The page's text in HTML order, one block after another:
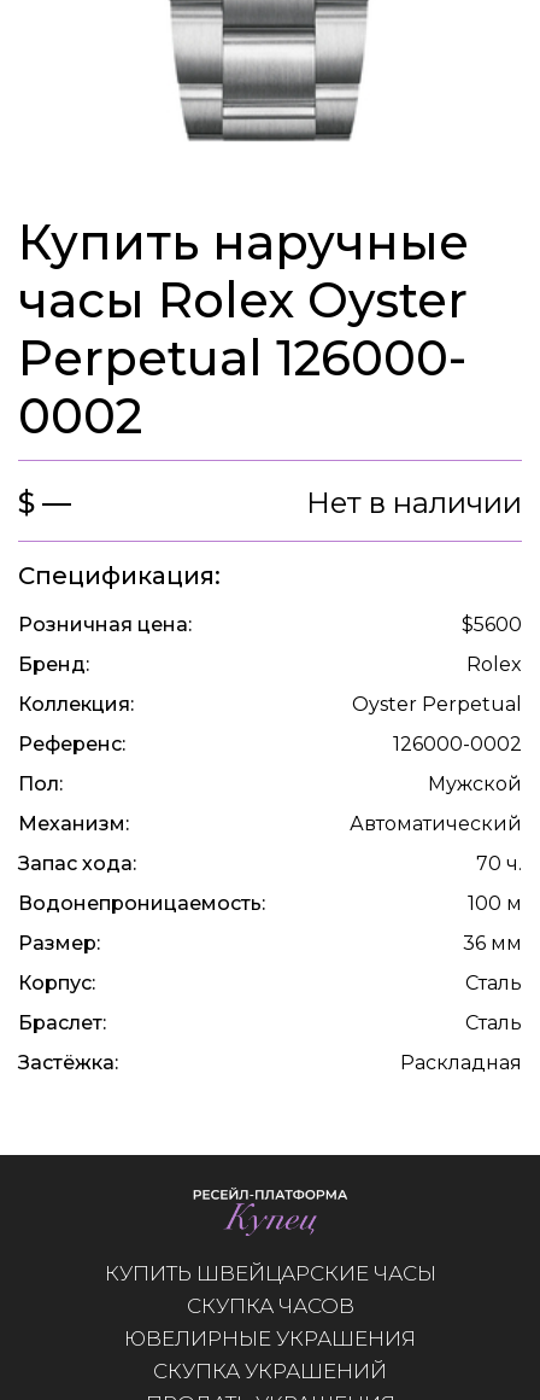
Купить наручные
часы Rolex Oyster
Perpetual 126000-
0002
$ — Нет в наличии
Спецификация:
Розничная цена:
$5600
Бренд:
Rolex
Коллекция:
Oyster Perpetual
Референс:
126000-0002
Пол:
Мужской
Механизм:
Автоматический
Запас хода:
70 ч.
Водонепроницаемость:
100 м
Размер:
36 мм
Корпус:
Сталь
Браслет:
Сталь
Застёжка:
Раскладная
КУПИТЬ ШВЕЙЦАРСКИЕ ЧАСЫ
СКУПКА ЧАСОВ
ЮВЕЛИРНЫЕ УКРАШЕНИЯ
СКУПКА УКРАШЕНИЙ